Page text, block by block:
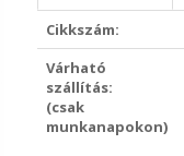
Cikkszám:
Várható
szállítás:
(csak
munkanapokon)